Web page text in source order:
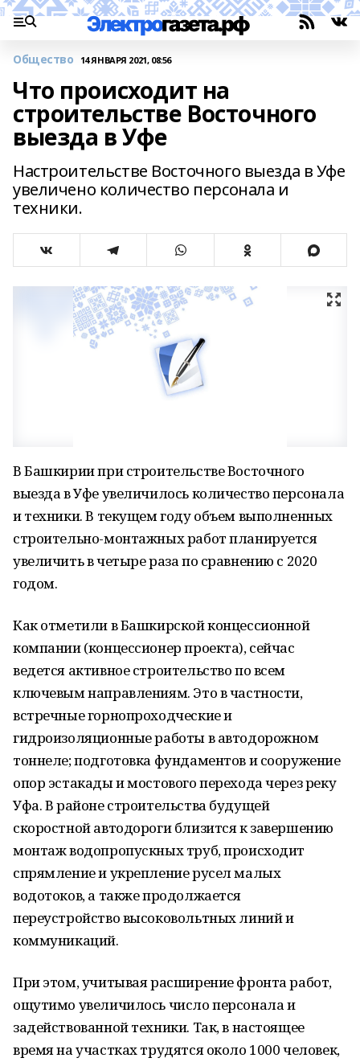
Общество 14 ЯНВАРЯ 2021, 08:56
Что происходит на
строительстве Восточного
выезда в Уфе
Настроительстве Восточного выезда в Уфе
увеличено количество персонала и
техники.
В Башкирии при строительстве Восточного
выезда в Уфе увеличилось количество персонала
и техники. В текущем году объем выполненных
строительно-монтажных работ планируется
увеличить в четыре раза по сравнению с 2020
годом.
Как отметили в Башкирской концессионной
компании (концессионер проекта), сейчас
ведется активное строительство по всем
ключевым направлениям. Это в частности,
встречные горнопроходческие и
гидроизоляционные работы в автодорожном
тоннеле; подготовка фундаментов и сооружение
опор эстакады и мостового перехода через реку
Уфа. В районе строительства будущей
скоростной автодороги близится к завершению
монтаж водопропускных труб, происходит
спрямление и укрепление русел малых
водотоков, а также продолжается
переустройство высоковольтных линий и
коммуникаций.
При этом, учитывая расширение фронта работ,
ощутимо увеличилось число персонала и
задействованной техники. Так, в настоящее
время на участках трудятся около 1000 человек,